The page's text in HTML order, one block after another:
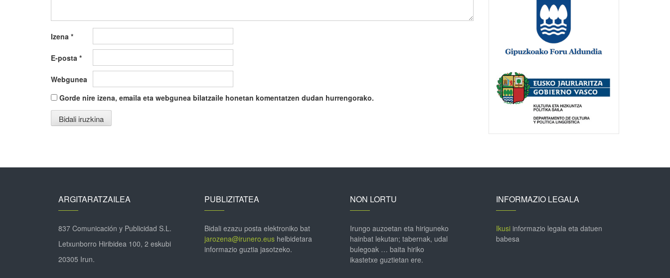
Izena *
E-posta *
Webgunea
Gorde nire izena, emaila eta webgunea bilatzaile honetan komentatzen dudan hurrengorako.
ARGITARATZAILEA
837 Comunicación y Publicidad S.L.
Letxunborro Hiribidea 100, 2 eskubi
20305 Irun.
PUBLIZITATEA
Bidali ezazu posta elektroniko bat
jarozena@irunero.eushelbidetara
informazio guztia jasotzeko.
NON LORTU
Irungo auzoetan eta hiriguneko
hainbat lekutan; tabernak, udal
bulegoak … baita hiriko
ikastetxe guztietan ere.
INFORMAZIO LEGALA
Ikusiinformazio legala eta datuen
babesa